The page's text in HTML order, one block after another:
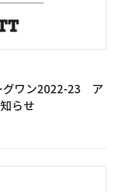
グワン2022-23 ア
らせ